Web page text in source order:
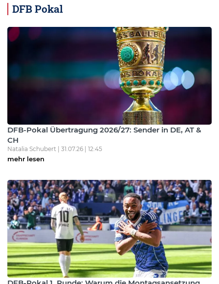
DFB Pokal
DFB-Pokal Übertragung 2026/27: Sender in DE, AT &
CH
Natalia Schubert | 31.07.26 | 12:45
mehr lesen